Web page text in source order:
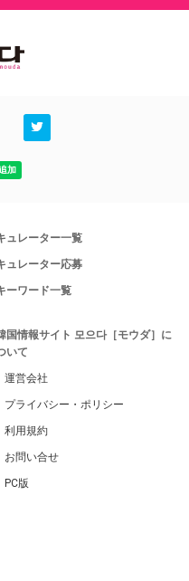
ュレーター一覧
ュレーター応募
ーワード一覧
国情報サイト 모으다［モウダ］に
いて
運営会社
プライバシー・ポリシー
利用規約
お問い合せ
PC版